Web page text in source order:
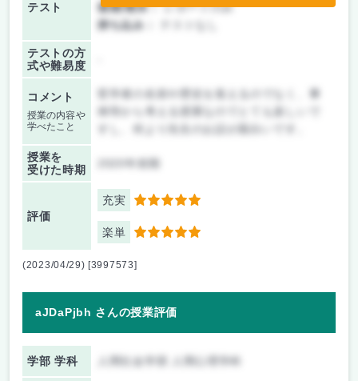
テスト
後期/期末：レポートのみ
持ち込み：
テストの方
式や難易度
コメント
授業の内容や
学べたこと
授業を
受けた時期
評価
充実 5
楽単 5
(2023/04/29) [3997573]
aJDaPjbh さんの授業評価
学部 学科